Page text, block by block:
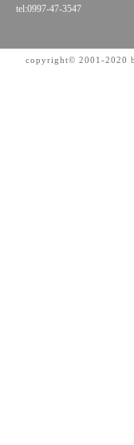
tel:0997-47-3547
copyright© 2001-2020